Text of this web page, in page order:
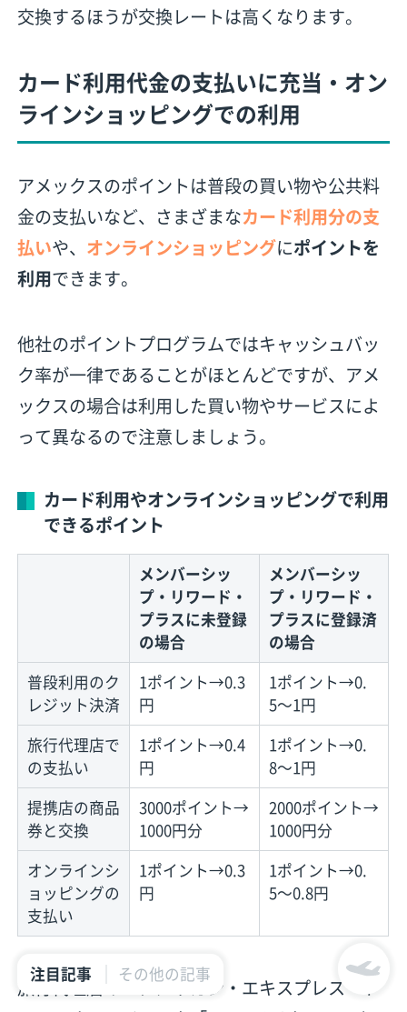
注目記事 その他の記事
交換するほうが交換レートは高くなります。
カード利用代金の支払いに充当・オン
ラインショッピングでの利用
アメックスのポイントは普段の買い物や公共料
金の支払いなど、さまざまなカード利用分の支
払いや、 オンラインショッピングにポイントを
利用できます。
他社のポイントプログラムではキャッシュバッ
ク率が一律であることがほとんどですが、アメ
ックスの場合は利用した買い物やサービスによ
って異なるので注意しましょう。
カード利用やオンラインショッピングで利用
できるポイント
メンバーシッ
プ・リワード・
プラスに未登録
の場合
メンバーシッ
プ・リワード・
プラスに登録済
の場合
普段利用のク
レジット決済
1ポイント→0.3
円
1ポイント→0.
5〜1円
旅行代理店で
の支払い
1ポイント→0.4
円
1ポイント→0.
8〜1円
提携店の商品
券と交換
3000ポイント→
1000円分
2000ポイント→
1000円分
オンラインシ
ョッピングの
支払い
1ポイント→0.3
円
1ポイント→0.
5〜0.8円
旅行代理店の「アメリカン・エキスプレス・ト